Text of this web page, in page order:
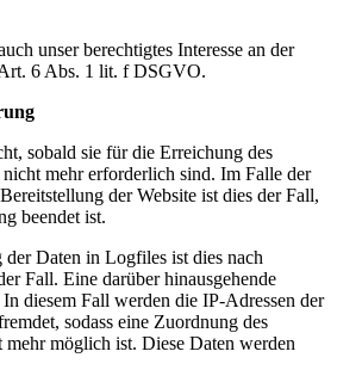
unser berechtigtes Interesse an der
6 Abs. 1 lit. f DSGVO.
sobald sie für die Erreichung des
mehr erforderlich sind. Im Falle der
der Website ist dies der Fall,
beendet ist.
Daten in Logfiles ist dies nach
Fall. Eine darüber hinausgehende
diesem Fall werden die IP-Adressen der
sodass eine Zuordnung des
möglich ist. Diese Daten werden